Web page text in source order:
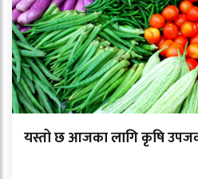
यस्तो छ आजका लागि कृषि